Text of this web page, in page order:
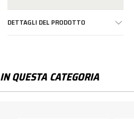
DETTAGLI DEL PRODOTTO
IN QUESTA CATEGORIA